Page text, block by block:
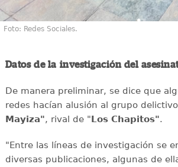
Foto: Redes Sociales.
Datos de la investigación del
De manera preliminar, se dice que
redes hacían alusión al grupo
Mayiza", rival de "Los Chapitos".
"Entre las líneas de investigación se
diversas publicaciones, algunas de